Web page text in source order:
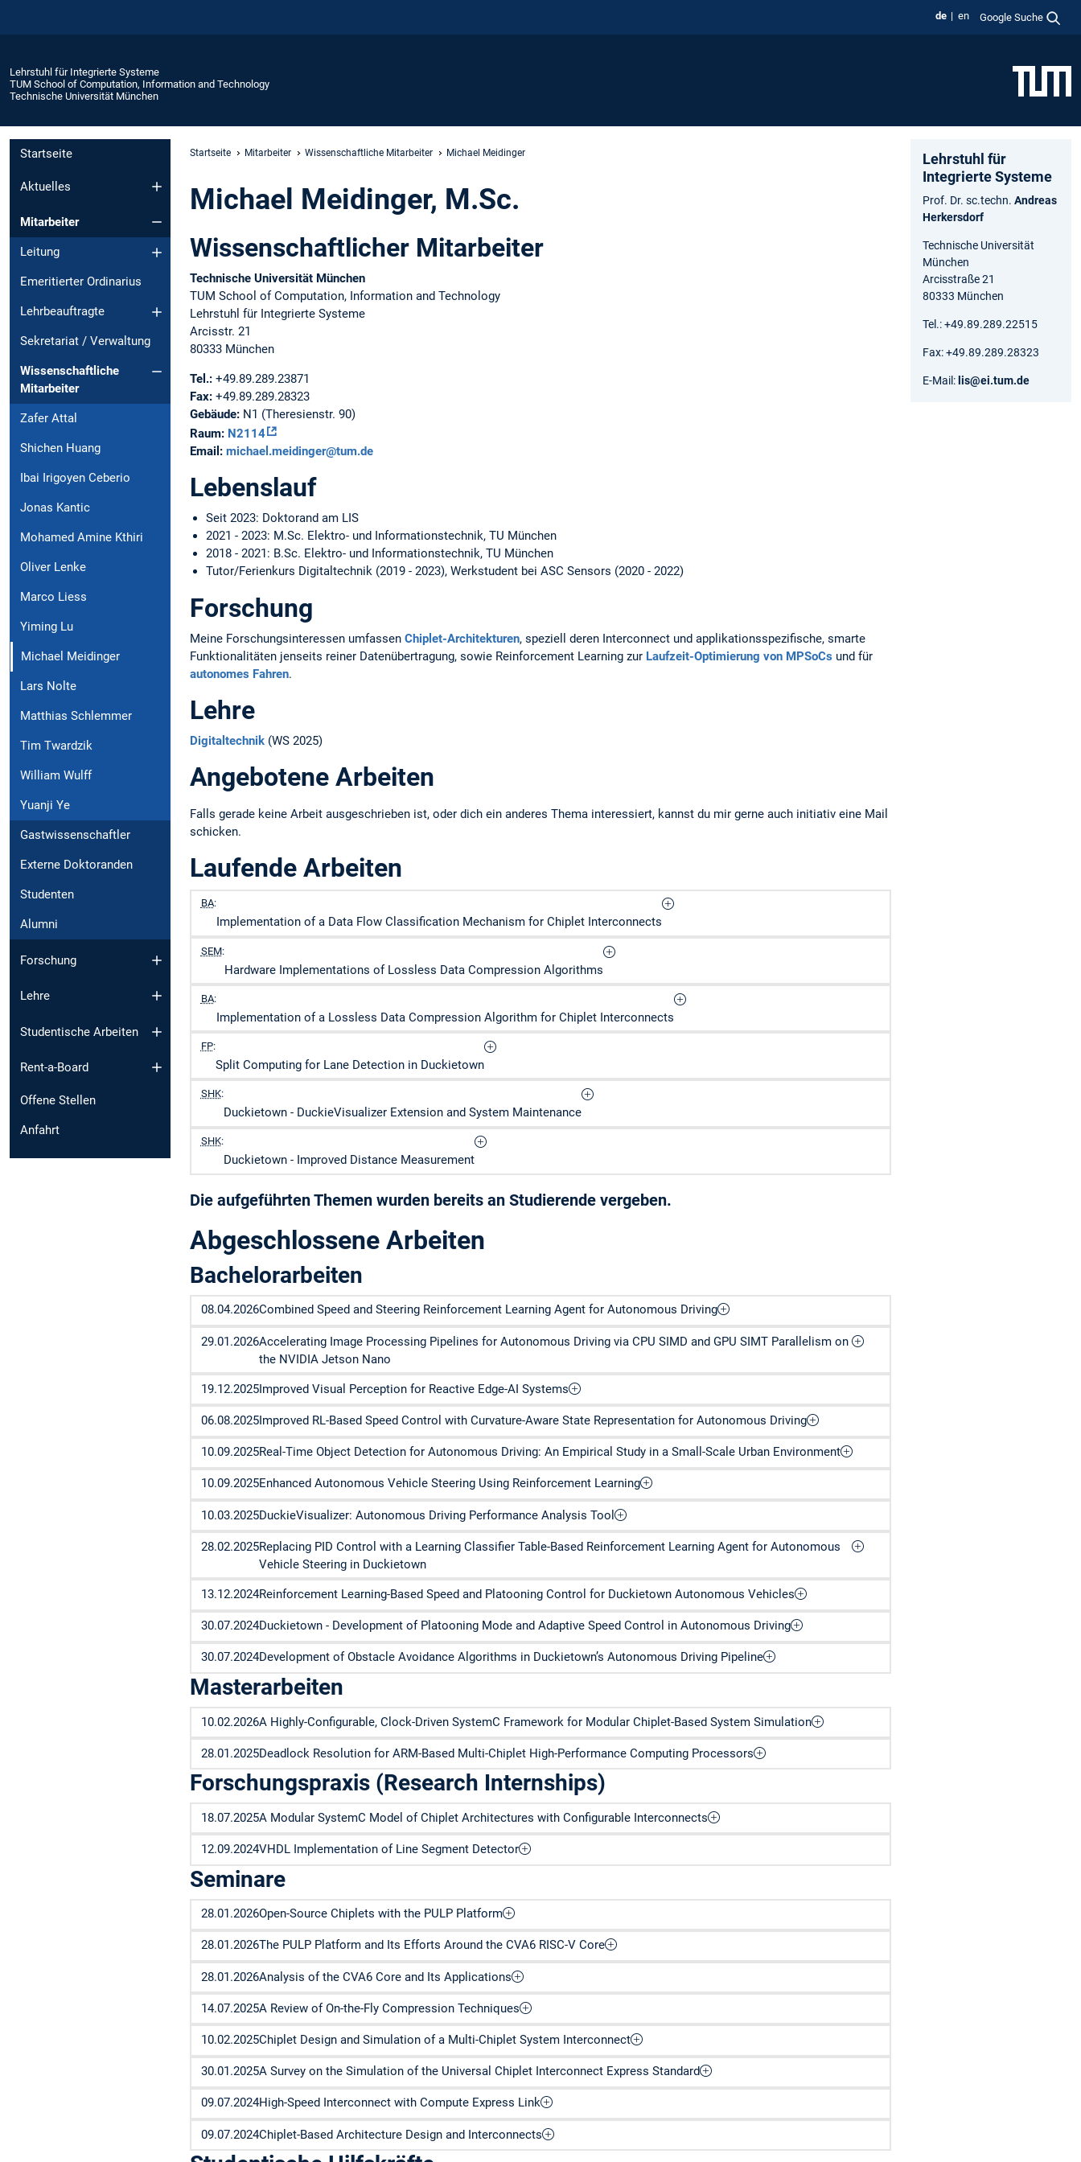
de en Google Suche
Lehrstuhl für Integrierte Systeme
TUM School of Computation, Information and Technology
Technische Universität München
Startseite
Aktuelles
Mitarbeiter
Leitung
Emeritierter Ordinarius
Lehrbeauftragte
Sekretariat / Verwaltung
Wissenschaftliche
Mitarbeiter
Zafer Attal
Shichen Huang
Ibai Irigoyen Ceberio
Jonas Kantic
Mohamed Amine Kthiri
Oliver Lenke
Marco Liess
Yiming Lu
Michael Meidinger
Lars Nolte
Matthias Schlemmer
Tim Twardzik
William Wulff
Yuanji Ye
Gastwissenschaftler
Externe Doktoranden
Studenten
Alumni
Forschung
Lehre
Studentische Arbeiten
Rent-a-Board
Offene Stellen
Anfahrt
Startseite Mitarbeiter Wissenschaftliche Mitarbeiter Michael Meidinger
Michael Meidinger, M.Sc.
Wissenschaftlicher Mitarbeiter
Technische Universität München
TUM School of Computation, Information and Technology
Lehrstuhl für Integrierte Systeme
Arcisstr. 21
80333 München
Tel.: +49.89.289.23871
Fax: +49.89.289.28323
Gebäude: N1 (Theresienstr. 90)
Raum: N2114
Email: michael.meidinger@tum.de
Lebenslauf
Seit 2023: Doktorand am LIS
2021 - 2023: M.Sc. Elektro- und Informationstechnik, TU München
2018 - 2021: B.Sc. Elektro- und Informationstechnik, TU München
Tutor/Ferienkurs Digitaltechnik (2019 - 2023), Werkstudent bei ASC Sensors (2020 - 2022)
Forschung
Meine Forschungsinteressen umfassen Chiplet-Architekturen, speziell deren Interconnect und applikationsspezifische, smarte
Funktionalitäten jenseits reiner Datenübertragung, sowie Reinforcement Learning zur Laufzeit-Optimierung von MPSoCs und für
autonomes Fahren.
Lehre
Digitaltechnik (WS 2025)
Angebotene Arbeiten
Falls gerade keine Arbeit ausgeschrieben ist, oder dich ein anderes Thema interessiert, kannst du mir gerne auch initiativ eine Mail
schicken.
Laufende Arbeiten
BA:
Implementation of a Data Flow Classification Mechanism for Chiplet Interconnects
SEM:
Hardware Implementations of Lossless Data Compression Algorithms
BA:
Implementation of a Lossless Data Compression Algorithm for Chiplet Interconnects
FP:
Split Computing for Lane Detection in Duckietown
SHK:
Duckietown - DuckieVisualizer Extension and System Maintenance
SHK:
Duckietown - Improved Distance Measurement
Die aufgeführten Themen wurden bereits an Studierende vergeben.
Abgeschlossene Arbeiten
Bachelorarbeiten
08.04.2026Combined Speed and Steering Reinforcement Learning Agent for Autonomous Driving
29.01.2026Accelerating Image Processing Pipelines for Autonomous Driving via CPU SIMD and GPU SIMT Parallelism on
the NVIDIA Jetson Nano
19.12.2025Improved Visual Perception for Reactive Edge-AI Systems
06.08.2025Improved RL-Based Speed Control with Curvature-Aware State Representation for Autonomous Driving
10.09.2025Real-Time Object Detection for Autonomous Driving: An Empirical Study in a Small-Scale Urban Environment
10.09.2025Enhanced Autonomous Vehicle Steering Using Reinforcement Learning
10.03.2025DuckieVisualizer: Autonomous Driving Performance Analysis Tool
28.02.2025Replacing PID Control with a Learning Classifier Table-Based Reinforcement Learning Agent for Autonomous
Vehicle Steering in Duckietown
13.12.2024Reinforcement Learning-Based Speed and Platooning Control for Duckietown Autonomous Vehicles
30.07.2024Duckietown - Development of Platooning Mode and Adaptive Speed Control in Autonomous Driving
30.07.2024Development of Obstacle Avoidance Algorithms in Duckietown’s Autonomous Driving Pipeline
Masterarbeiten
10.02.2026A Highly-Configurable, Clock-Driven SystemC Framework for Modular Chiplet-Based System Simulation
28.01.2025Deadlock Resolution for ARM-Based Multi-Chiplet High-Performance Computing Processors
Forschungspraxis (Research Internships)
18.07.2025A Modular SystemC Model of Chiplet Architectures with Configurable Interconnects
12.09.2024VHDL Implementation of Line Segment Detector
Seminare
28.01.2026Open-Source Chiplets with the PULP Platform
28.01.2026The PULP Platform and Its Efforts Around the CVA6 RISC-V Core
28.01.2026Analysis of the CVA6 Core and Its Applications
14.07.2025A Review of On-the-Fly Compression Techniques
10.02.2025Chiplet Design and Simulation of a Multi-Chiplet System Interconnect
30.01.2025A Survey on the Simulation of the Universal Chiplet Interconnect Express Standard
09.07.2024High-Speed Interconnect with Compute Express Link
09.07.2024Chiplet-Based Architecture Design and Interconnects
Lehrstuhl für
Integrierte Systeme
Prof. Dr. sc.techn. Andreas
Herkersdorf
Technische Universität
München
Arcisstraße 21
80333 München
Tel.: +49.89.289.22515
Fax: +49.89.289.28323
E-Mail: lis@ei.tum.de